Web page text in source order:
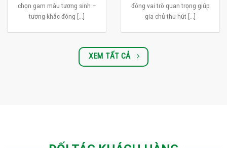
chọn gam màu tương sinh –
tương khắc đóng [...]
đóng vai trò quan trọng giúp
gia chủ thu hút [...]
XEM TẤT CẢ